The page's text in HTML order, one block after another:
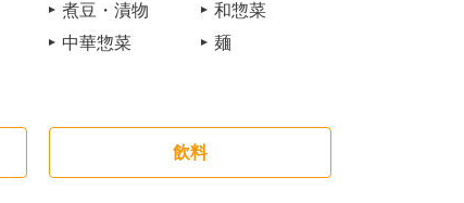
煮豆・漬物
和惣菜
中華惣菜
麺
飲料